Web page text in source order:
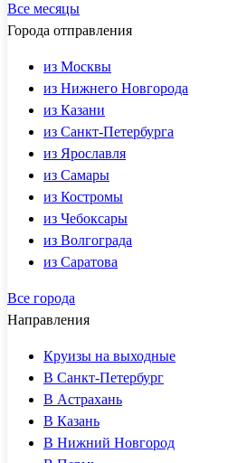
Все месяцы
Города отправления
из Москвы
из Нижнего Новгорода
из Казани
из Санкт-Петербурга
из Ярославля
из Самары
из Костромы
из Чебоксары
из Волгограда
из Саратова
Все города
Направления
Круизы на выходные
В Санкт-Петербург
В Астрахань
В Казань
В Нижний Новгород